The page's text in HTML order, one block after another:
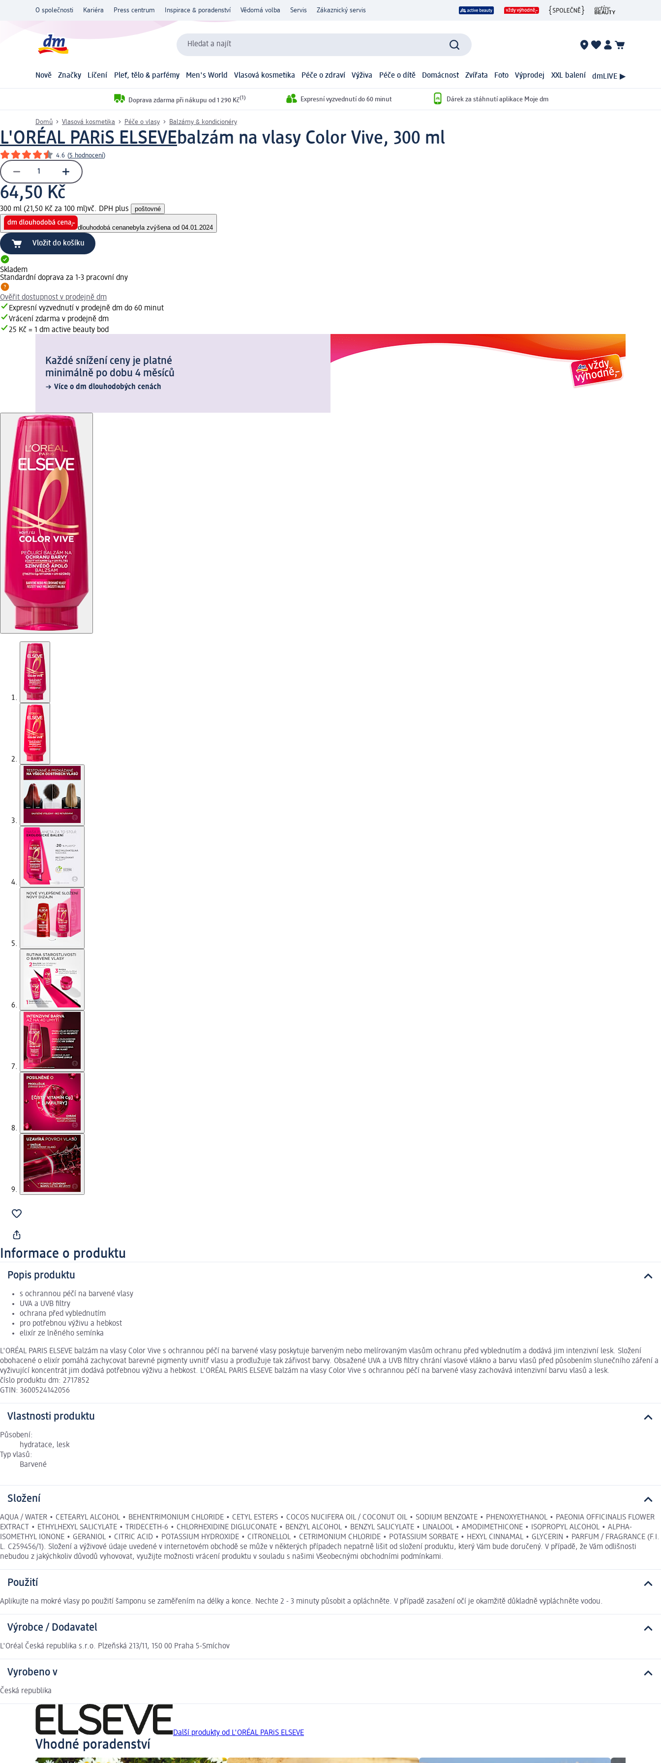
O společnosti Kariéra Press centrum Inspirace & poradenství Vědomá volba Servis Zákaznický servis
Hledat a najít
Nově Značky Líčení Pleť, tělo & parfémy Men's World Vlasová kosmetika Péče o zdraví Výživa Péče o dítě Domácnost Zvířata Foto Výprodej XXL balení dmLIVE ▶
Doprava zdarma při nákupu od 1 290 Kč(1) Expresní vyzvednutí do 60 minut Dárek za stáhnutí aplikace Moje dm
Domů Vlasová kosmetika Péče o vlasy Balzámy & kondicionéry
L'ORÉAL PARiS ELSEVEbalzám na vlasy Color Vive, 300 ml
4.6 (5 hodnocení)
64,50 Kč
300 ml (21,50 Kč za 100 ml)vč. DPH plus poštovné
dlouhodobá cenanebyla zvýšena od 04.01.2024
Vložit do košíku
Skladem
Standardní doprava za 1-3 pracovní dny
Ověřit dostupnost v prodejně dm
Expresní vyzvednutí v prodejně dm do 60 minut
Vrácení zdarma v prodejně dm
25 Kč = 1 dm active beauty bod
Každé snížení ceny je platné
minimálně po dobu 4 měsíců
Více o dm dlouhodobých cenách
Informace o produktu
Popis produktu
s ochrannou péčí na barvené vlasy
UVA a UVB filtry
ochrana před vyblednutím
pro potřebnou výživu a hebkost
elixír ze lněného semínka
L'ORÉAL PARIS ELSEVE balzám na vlasy Color Vive s ochrannou péčí na barvené vlasy poskytuje barveným nebo melírovaným vlasům ochranu před vyblednutím a dodává jim intenzivní lesk. Složení
obohacené o elixír pomáhá zachycovat barevné pigmenty uvnitř vlasu a prodlužuje tak zářivost barvy. Obsažené UVA a UVB filtry chrání vlasové vlákno a barvu vlasů před působením slunečního záření a
vyživující koncentrát jim dodává potřebnou výživu a hebkost. L'ORÉAL PARIS ELSEVE balzám na vlasy Color Vive s ochrannou péčí na barvené vlasy zachovává intenzivní barvu vlasů a lesk.
číslo produktu dm: 2717852
GTIN: 3600524142056
Vlastnosti produktu
Působení:
hydratace, lesk
Typ vlasů:
Barvené
Složení
AQUA / WATER • CETEARYL ALCOHOL • BEHENTRIMONIUM CHLORIDE • CETYL ESTERS • COCOS NUCIFERA OIL / COCONUT OIL • SODIUM BENZOATE • PHENOXYETHANOL • PAEONIA OFFICINALIS FLOWER
EXTRACT • ETHYLHEXYL SALICYLATE • TRIDECETH-6 • CHLORHEXIDINE DIGLUCONATE • BENZYL ALCOHOL • BENZYL SALICYLATE • LINALOOL • AMODIMETHICONE • ISOPROPYL ALCOHOL • ALPHA-
ISOMETHYL IONONE • GERANIOL • CITRIC ACID • POTASSIUM HYDROXIDE • CITRONELLOL • CETRIMONIUM CHLORIDE • POTASSIUM SORBATE • HEXYL CINNAMAL • GLYCERIN • PARFUM / FRAGRANCE (F.I.
L. C259456/1). Složení a výživové údaje uvedené v internetovém obchodě se může v některých případech nepatrně lišit od složení produktu, který Vám bude doručený. V případě, že Vám odlišnosti
nebudou z jakýchkoliv důvodů vyhovovat, využijte možnosti vrácení produktu v souladu s našimi Všeobecnými obchodními podmínkami.
Použití
Aplikujte na mokré vlasy po použití šamponu se zaměřením na délky a konce. Nechte 2 - 3 minuty působit a opláchněte. V případě zasažení očí je okamžitě důkladně vypláchněte vodou.
Výrobce / Dodavatel
L'Oréal Česká republika s.r.o. Plzeňská 213/11, 150 00 Praha 5-Smíchov
Vyrobeno v
Česká republika
Další produkty od L'ORÉAL PARiS ELSEVE
Vhodné poradenství